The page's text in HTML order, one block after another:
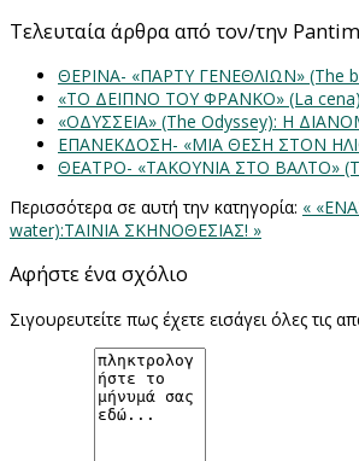
Τελευταία άρθρα από τον/την
ΘΕΡΙΝΑ- «ΠΑΡΤΥ ΓΕΝΕΘΛΙΩΝ» (The
«ΤΟ ΔΕΙΠΝΟ ΤΟΥ ΦΡΑΝΚΟ» (La
«ΟΔΥΣΣΕΙΑ» (The Odyssey): Η
ΕΠΑΝΕΚΔΟΣΗ- «ΜΙΑ ΘΕΣΗ ΣΤΟΝ
ΘΕΑΤΡΟ- «ΤΑΚΟΥΝΙΑ ΣΤΟ ΒΑΛΤΟ»
Περισσότερα σε αυτή την κατηγορία: «
water):ΤΑΙΝΙΑ ΣΚΗΝΟΘΕΣΙΑΣ! »
Αφήστε ένα σχόλιο
Σιγουρευτείτε πως έχετε εισάγει όλες